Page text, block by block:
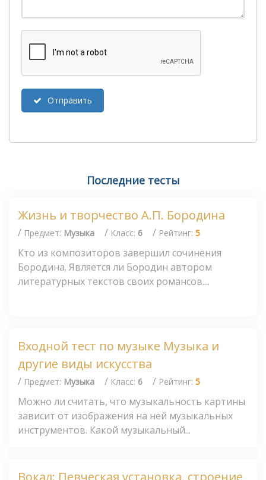
Отправить
Последние тесты
Жизнь и творчество А.П. Бородина
/ Предмет: Музыка / Класс: 6 / Рейтинг: 5
Кто из композиторов завершил сочинения
Бородина. Является ли Бородин автором
литературных текстов своих романсов....
Входной тест по музыке Музыка и
другие виды искусства
/ Предмет: Музыка / Класс: 6 / Рейтинг: 5
Можно ли считать, что музыкальность картины
зависит от изображения на ней музыкальных
инструментов. Какой музыкальный...